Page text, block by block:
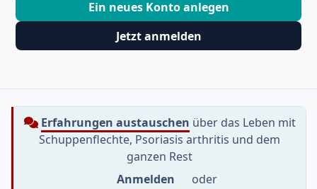
Ein neues Konto anlegen
Jetzt anmelden
Erfahrungen austauschen über das Leben mit
Schuppenflechte, Psoriasis arthritis und dem
ganzen Rest
Anmelden
oder